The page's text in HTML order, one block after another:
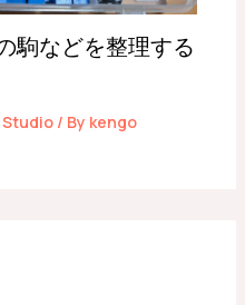
駒などを整理する
Studio/ By kengo